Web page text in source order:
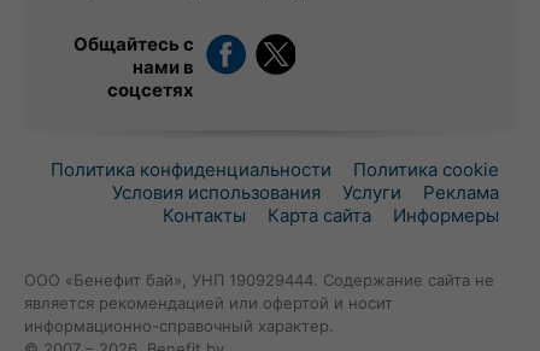
Общайтесь с
нами в
соцсетях
Политика конфиденциальности
Политика cookie
Условия использования
Услуги
Реклама
Контакты
Карта сайта Информеры
ООО «Бенефит бай», УНП 190929444. Содержание сайта не
является рекомендацией или офертой и носит
информационно-справочный характер.